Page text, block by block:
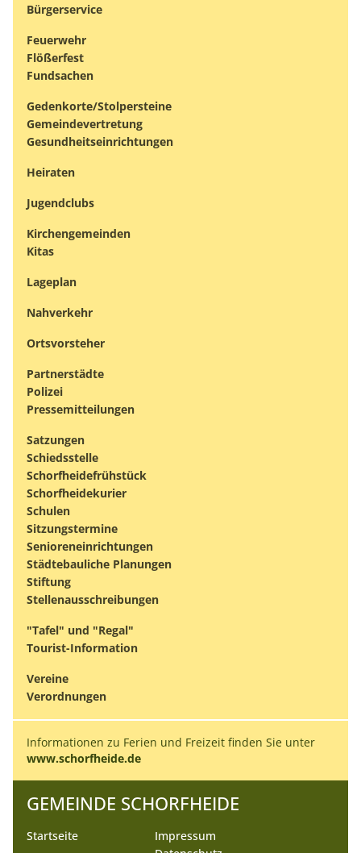
Bürgerservice
Feuerwehr
Flößerfest
Fundsachen
Gedenkorte/Stolpersteine
Gemeindevertretung
Gesundheitseinrichtungen
Heiraten
Jugendclubs
Kirchengemeinden
Kitas
Lageplan
Nahverkehr
Ortsvorsteher
Partnerstädte
Polizei
Pressemitteilungen
Satzungen
Schiedsstelle
Schorfheidefrühstück
Schorfheidekurier
Schulen
Sitzungstermine
Senioreneinrichtungen
Städtebauliche Planungen
Stiftung
Stellenausschreibungen
"Tafel" und "Regal"
Tourist-Information
Vereine
Verordnungen
Informationen zu Ferien und Freizeit finden Sie unter
www.schorfheide.de
GEMEINDE SCHORFHEIDE
Startseite
Impressum